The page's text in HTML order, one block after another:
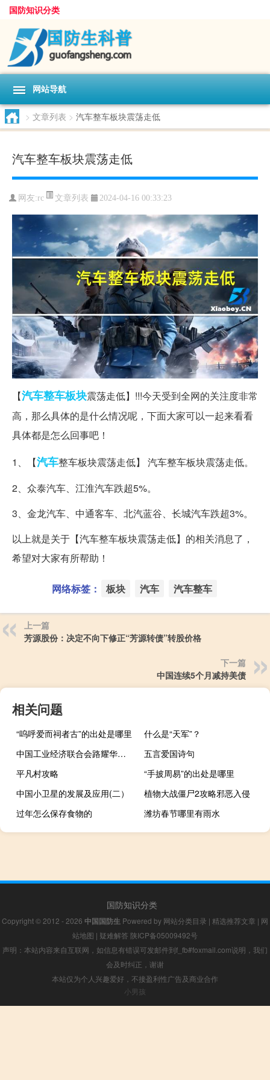
国防知识分类
网站导航
> 文章列表 > 汽车整车板块震荡走低
汽车整车板块震荡走低
网友:rc 文章列表 2024-04-16 00:33:23
【汽车整车板块震荡走低】!!!今天受到全网的关注度非常
高，那么具体的是什么情况呢，下面大家可以一起来看看
具体都是怎么回事吧！
1、【汽车整车板块震荡走低】 汽车整车板块震荡走低。
2、众泰汽车、江淮汽车跌超5%。
3、金龙汽车、中通客车、北汽蓝谷、长城汽车跌超3%。
以上就是关于【汽车整车板块震荡走低】的相关消息了，
希望对大家有所帮助！
网络标签： 板块 汽车 汽车整车
上一篇
芳源股份：决定不向下修正“芳源转债”转股价格
下一篇
中国连续5个月减持美债
相关问题
“呜呼爱而祠者古”的出处是哪里
什么是“天军”？
中国工业经济联合会路耀华：ESG为工业企业做大做强做优提供有力工具
五言爱国诗句
平凡村攻略
“手披周易”的出处是哪里
中国小卫星的发展及应用(二）
植物大战僵尸2攻略邪恶入侵
过年怎么保存食物的
潍坊春节哪里有雨水
国防知识分类
Copyright © 2012 - 2026 中国国防生 Powered by 网站分类目录 | 精选推荐文章 | 网
站地图 | 疑难解答 陕ICP备05009492号
声明：本站内容来自互联网，如信息有错误可发邮件到f_fb#foxmail.com说明，我们
会及时纠正，谢谢
本站仅为个人兴趣爱好，不接盈利性广告及商业合作
小男孩